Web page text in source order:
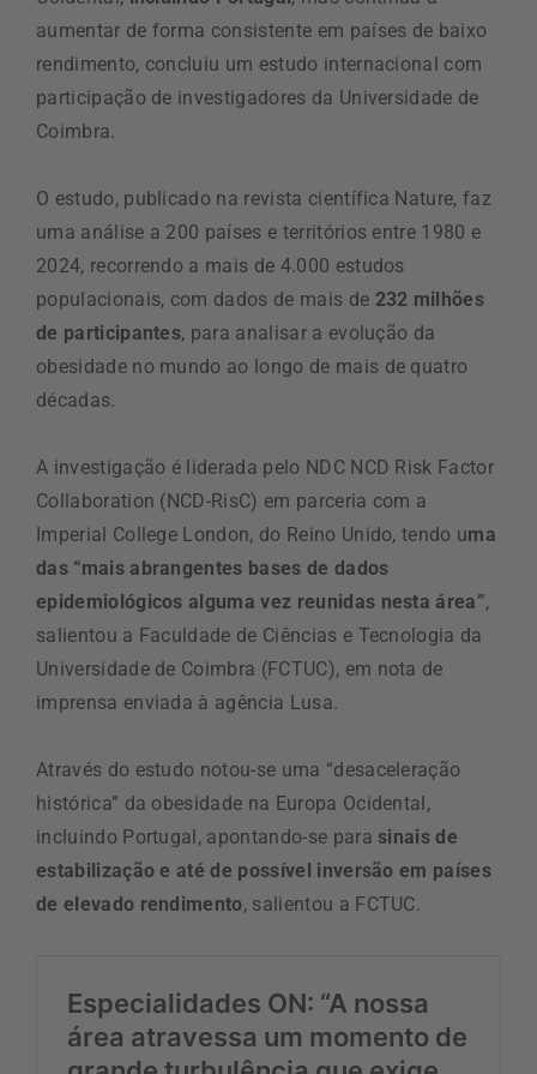
aumentar de forma consistente em países de baixo
rendimento, concluiu um estudo internacional com
participação de investigadores da Universidade de
Coimbra.
O estudo, publicado na revista científica Nature, faz
uma análise a 200 países e territórios entre 1980 e
2024, recorrendo a mais de 4.000 estudos
populacionais, com dados de mais de 232 milhões
de participantes, para analisar a evolução da
obesidade no mundo ao longo de mais de quatro
décadas.
A investigação é liderada pelo NDC NCD Risk Factor
Collaboration (NCD-RisC) em parceria com a
Imperial College London, do Reino Unido, tendo uma
das “mais abrangentes bases de dados
epidemiológicos alguma vez reunidas nesta área”,
salientou a Faculdade de Ciências e Tecnologia da
Universidade de Coimbra (FCTUC), em nota de
imprensa enviada à agência Lusa.
Através do estudo notou-se uma “desaceleração
histórica” da obesidade na Europa Ocidental,
incluindo Portugal, apontando-se parasinais de
estabilização e até de possível inversão em países
de elevado rendimento, salientou a FCTUC.